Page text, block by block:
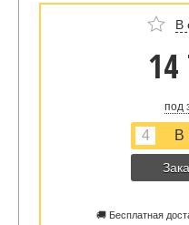
В
14
под
🚚 Бесплатная